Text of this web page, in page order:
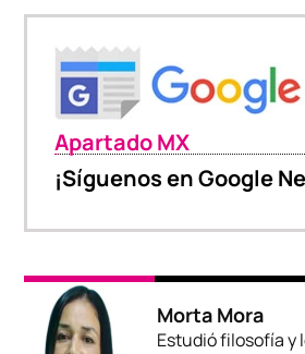
Apartado MX
¡Síguenos en Google
Morta Mora
Estudió filosofía y